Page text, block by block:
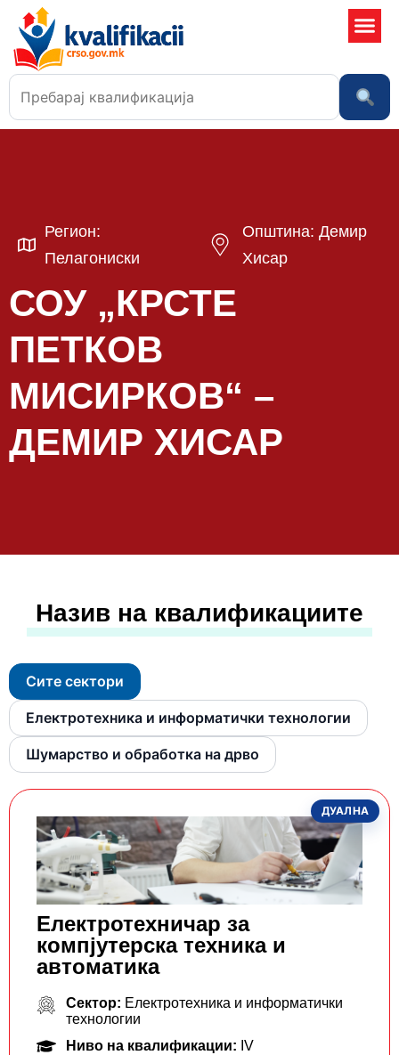
Регион:
Пелагониски
Општина: Демир
Хисар
СОУ „КРСТЕ
ПETКОВ
МИСИРКОВ“ –
ДЕМИР ХИСАР
Назив на квалификациите
Сите сектори
Електротехника и информатички технологии
Шумарство и обработка на дрво
ДУАЛНА
Електротехничар за
компјутерска техника и
автоматика
Сектор: Електротехника и информатички
технологии
Ниво на квалификации: IV